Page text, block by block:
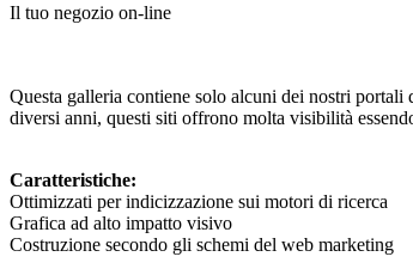
Il tuo negozio on-line
Questa galleria contiene solo alcuni dei nostri
diversi anni, questi siti offrono molta visibilità
Caratteristiche:
Ottimizzati per indicizzazione sui motori di ricerca
Grafica ad alto impatto visivo
Costruzione secondo gli schemi del web marketing